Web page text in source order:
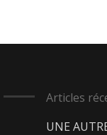
Articles
UNE